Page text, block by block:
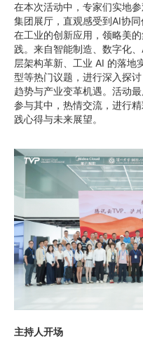
在本次活动中，专家们实地
集团展厅，直观感受到AI协
在工业的创新应用，领略美
践。来自智能制造、数字化
层架构革新、工业 AI 的落地
型等热门议题，进行深入探
趋势与产业变革机遇。活动
参与其中，热情交流，进行
践心得与未来展望。
主持人开场